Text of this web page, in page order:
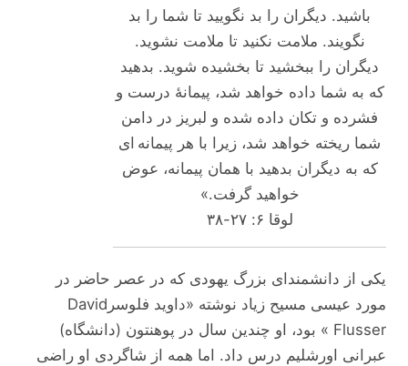
باشید. دیگران را بد نگویید تا شما را بد
نگویند. ملامت نکنید تا ملامت نشوید.
دیگران را ببخشید تا بخشیده شوید. بدهید
که به شما داده خواهد شد، پیمانۀ درست و
فشرده و تکان داده شده و لبریز در دامن
شما ریخته خواهد شد، زیرا با هر پیمانه ای
که به دیگران بدهید با همان پیمانه، عوض
خواهید گرفت.»
لوقا ۶: ۲۷-۳۸
یکی از دانشمندای بزرگ یهودی که در عصر حاضر در
مورد عیسی مسیح زیاد نوشته «داوید فلوسرDavid
Flusser » بود، او چندین سال در پوهنتون (دانشگاه)
عبرانی اورشلیم درس داد. اما همه از شاگردی او راضی